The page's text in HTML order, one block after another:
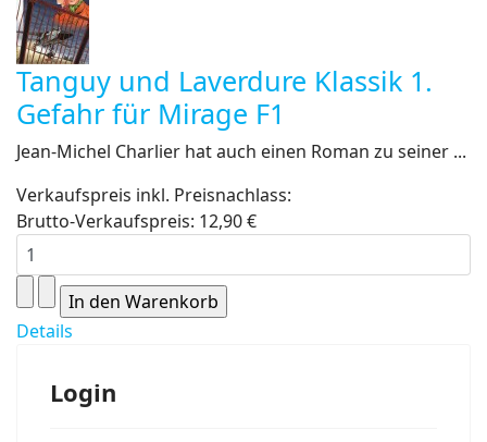
Tanguy und Laverdure Klassik 1.
Gefahr für Mirage F1
Jean-Michel Charlier hat auch einen Roman zu seiner ...
Verkaufspreis inkl. Preisnachlass:
Brutto-Verkaufspreis: 12,90 €
Details
Login